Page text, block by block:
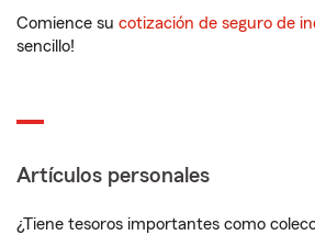
Comience su cotización de seguro de
sencillo!
Artículos personales
¿Tiene tesoros importantes como